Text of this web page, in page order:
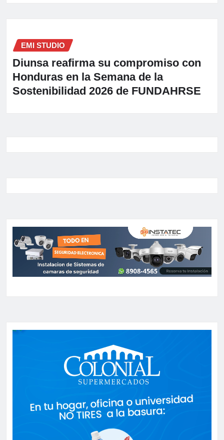
EMI STUDIO
Diunsa reafirma su compromiso con
Honduras en la Semana de la
Sostenibilidad 2026 de FUNDAHRSE